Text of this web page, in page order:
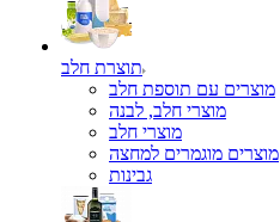
תוצרת חלב
מוצרים עם תוספת חלב
מוצרי חלב, לבנה
מוצרי חלב
מוצרים מוגמרים למחצה
גבינות